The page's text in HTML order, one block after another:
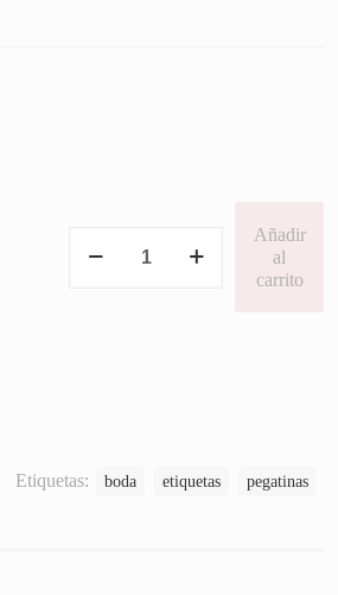
Ignacio
Añadir
al
carrito
Etiquetas: boda etiquetas
pegatinas